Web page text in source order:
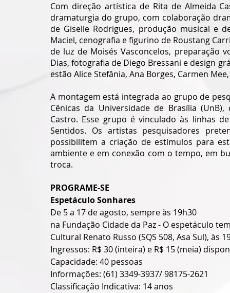
Com direção artística de Rita de Almeida
dramaturgia do grupo, com colaboração
de Giselle Rodrigues, produção musical e
Maciel, cenografia e figurino de Roustang
de luz de Moisés Vasconcelos, preparação
Dias, fotografia de Diego Bressani e design
estão Alice Stefânia, Ana Borges, Carmen
A montagem está integrada ao grupo de
Cênicas da Universidade de Brasília
Castro. Esse grupo é vinculado às linhas
Sentidos. Os artistas pesquisadores
possibilitem a criação de estímulos para
ambiente e em conexão com o tempo, em
troca.
PROGRAME-SE
Espetáculo Sonhares
De 5 a 17 de agosto, sempre às 19h30
na Fundação Cidade da Paz - O espetáculo
Cultural Renato Russo (SQS 508, Asa Sul),
Ingressos: R$ 30 (inteira) e R$ 15 (meia)
Capacidade: 40 pessoas
Informações: (61) 3349-3937/ 98175-2621
Classificação Indicativa: 14 anos